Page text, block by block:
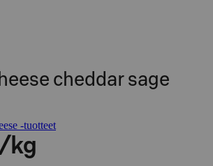
cheddar sage
-tuotteet
kg